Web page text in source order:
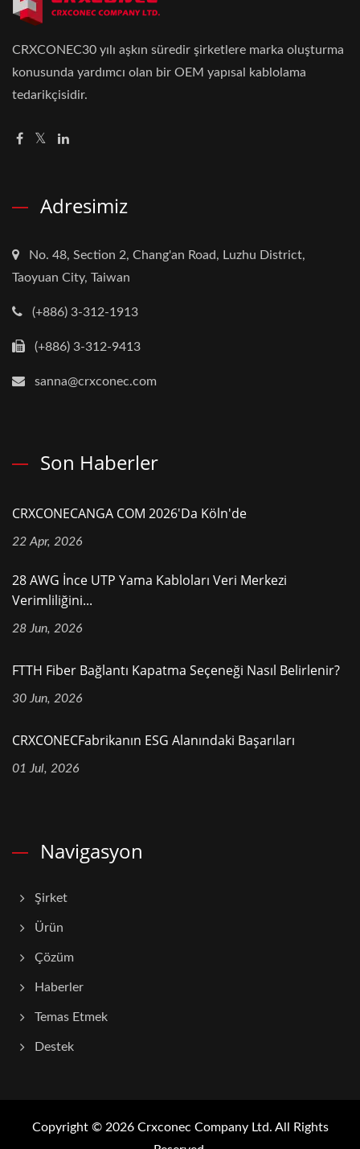
CRXCONEC30 yılı aşkın süredir şirketlere marka oluşturma
konusunda yardımcı olan bir OEM yapısal kablolama
tedarikçisidir.
Adresimiz
No. 48, Section 2, Chang'an Road, Luzhu District,
Taoyuan City, Taiwan
(+886) 3-312-1913
(+886) 3-312-9413
sanna@crxconec.com
Son Haberler
CRXCONECANGA COM 2026'da Köln'de
22 Apr, 2026
28 AWG İnce UTP Yama Kabloları Veri Merkezi
Verimliliğini...
28 Jun, 2026
FTTH Fiber Bağlantı Kapatma Seçeneği Nasıl Belirlenir?
30 Jun, 2026
CRXCONECFabrikanın ESG Alanındaki Başarıları
01 Jul, 2026
Navigasyon
Şirket
Ürün
Çözüm
Haberler
Temas Etmek
Destek
Copyright © 2026 Crxconec Company Ltd. All Rights